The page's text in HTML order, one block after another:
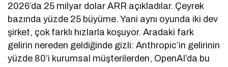
2026’da 25 milyar dolar ARR açıkladılar. Çeyrek
bazında yüzde 25 büyüme. Yani aynı oyunda iki dev
şirket, çok farklı hızlarla koşuyor. Aradaki fark
gelirin nereden geldiğinde gizli: Anthropic’in gelirinin
yüzde 80’i kurumsal müşterilerden, OpenAI’da bu